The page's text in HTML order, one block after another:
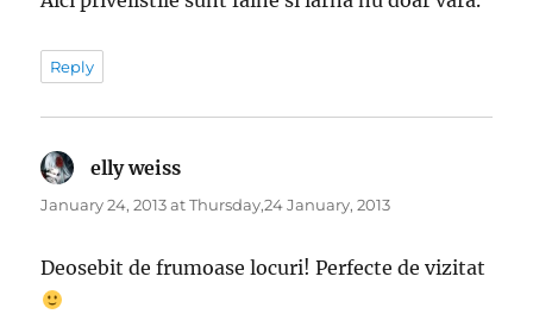
Reply
elly weiss
January 24, 2013 at Thursday,24 January, 2013
Deosebit de frumoase locuri! Perfecte de vizitat